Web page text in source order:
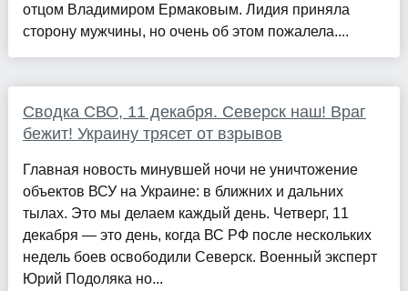
отцом Владимиром Ермаковым. Лидия приняла
сторону мужчины, но очень об этом пожалела....
Сводка СВО, 11 декабря. Северск наш! Враг
бежит! Украину трясет от взрывов
Главная новость минувшей ночи не уничтожение
объектов ВСУ на Украине: в ближних и дальних
тылах. Это мы делаем каждый день. Четверг, 11
декабря — это день, когда ВС РФ после нескольких
недель боев освободили Северск. Военный эксперт
Юрий Подоляка но...